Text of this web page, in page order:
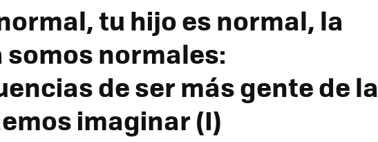
tu hijo es normal, la
somos normales:
de ser más gente de la
imaginar (I)